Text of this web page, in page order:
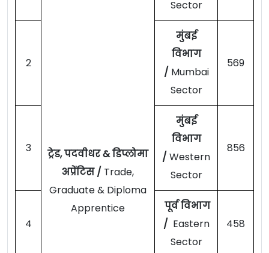
ट्रेड, पदवीधर & डिप्लोमा
अप्रेंटिस / Trade,
Graduate & Diploma
Apprentice
Sector
2
मुंबई
विभाग
/ Mumbai
Sector
569
3
मुंबई
विभाग
/ Western
Sector
856
4
पूर्व विभाग
/ Eastern
Sector
458